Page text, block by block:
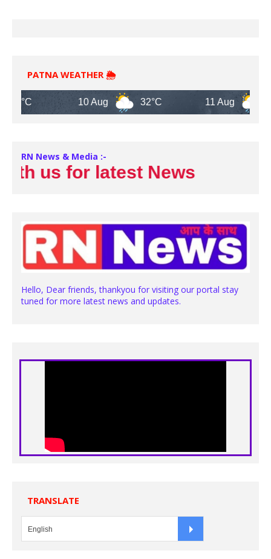
PATNA WEATHER 🌦️
10 Aug 32°C 32°C
RN News & Media :-
for latest News
Hello, Dear friends, thankyou for visiting our portal stay
tuned for more latest news and updates.
TRANSLATE